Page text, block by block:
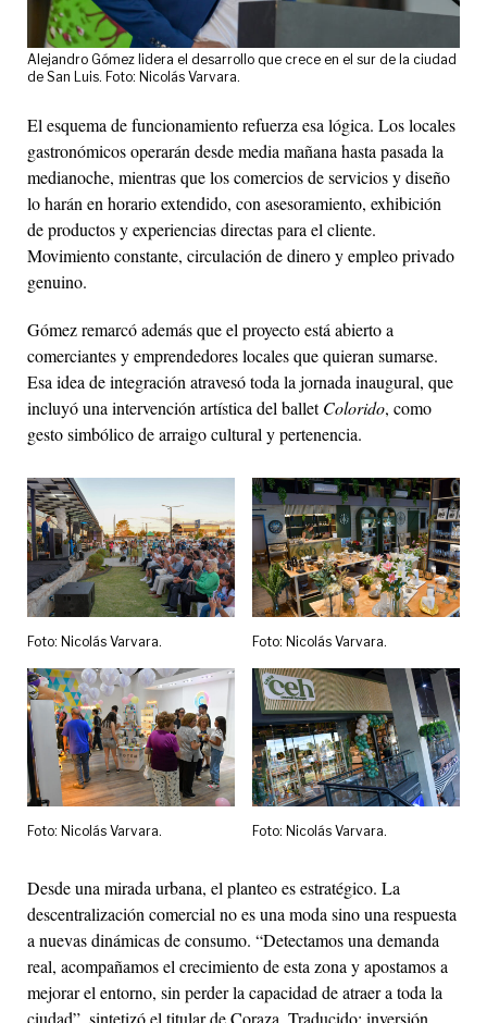
Alejandro Gómez lidera el desarrollo que crece en el sur de la ciudad
de San Luis. Foto: Nicolás Varvara.
El esquema de funcionamiento refuerza esa lógica. Los locales
gastronómicos operarán desde media mañana hasta pasada la
medianoche, mientras que los comercios de servicios y diseño
lo harán en horario extendido, con asesoramiento, exhibición
de productos y experiencias directas para el cliente.
Movimiento constante, circulación de dinero y empleo privado
genuino.
Gómez remarcó además que el proyecto está abierto a
comerciantes y emprendedores locales que quieran sumarse.
Esa idea de integración atravesó toda la jornada inaugural, que
incluyó una intervención artística del balletColorido, como
gesto simbólico de arraigo cultural y pertenencia.
Foto: Nicolás Varvara. Foto: Nicolás Varvara.
Foto: Nicolás Varvara. Foto: Nicolás Varvara.
Desde una mirada urbana, el planteo es estratégico. La
descentralización comercial no es una moda sino una respuesta
a nuevas dinámicas de consumo. “Detectamos una demanda
real, acompañamos el crecimiento de esta zona y apostamos a
mejorar el entorno, sin perder la capacidad de atraer a toda la
ciudad”, sintetizó el titular de Coraza. Traducido: inversión